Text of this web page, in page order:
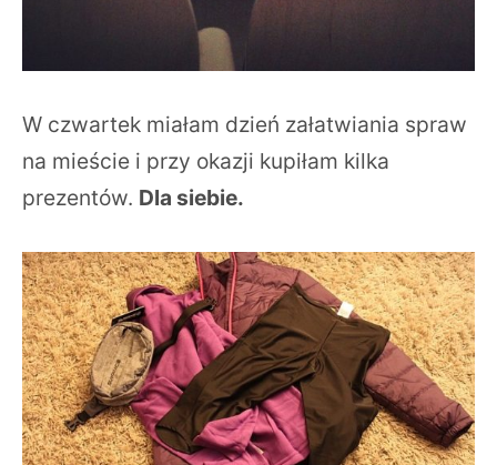
W czwartek miałam dzień załatwiania spraw
na mieście i przy okazji kupiłam kilka
prezentów. Dla siebie.